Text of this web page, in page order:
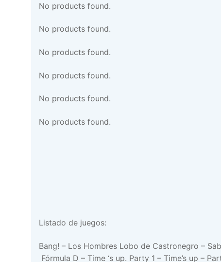
No products found.
No products found.
No products found.
No products found.
No products found.
No products found.
Listado de juegos:
Bang! – Los Hombres Lobo de Castronegro –
Fórmula D – Time ‘s up. Party 1 – Time’s up –